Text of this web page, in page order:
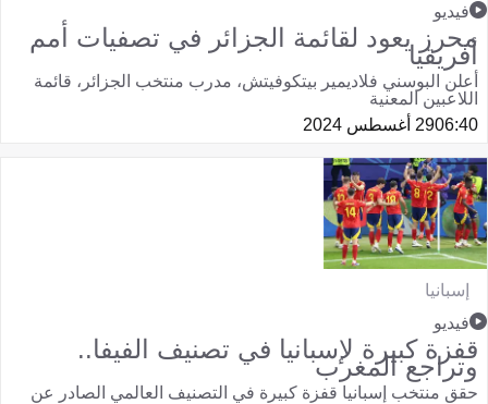
فيديو
محرز يعود لقائمة الجزائر في تصفيات أمم
أفريقيا
أعلن البوسني فلاديمير بيتكوفيتش، مدرب منتخب الجزائر، قائمة
اللاعبين المعنية
06:4029 أغسطس 2024
إسبانيا
فيديو
قفزة كبيرة لإسبانيا في تصنيف الفيفا..
وتراجع المغرب
حقق منتخب إسبانيا قفزة كبيرة في التصنيف العالمي الصادر عن